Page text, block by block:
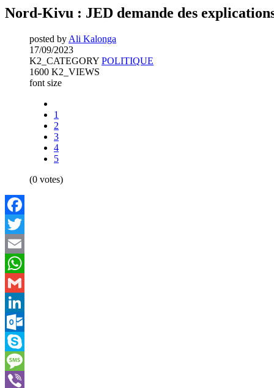
Nord-Kivu : JED demande des
posted by Ali Kalonga
17/09/2023
K2_CATEGORY POLITIQUE
1600 K2_VIEWS
font size
1
2
3
4
5
(0 votes)
Facebook
Twitter
Email
WhatsApp
Gmail
LinkedIn
Outlook.com
Skype
Message